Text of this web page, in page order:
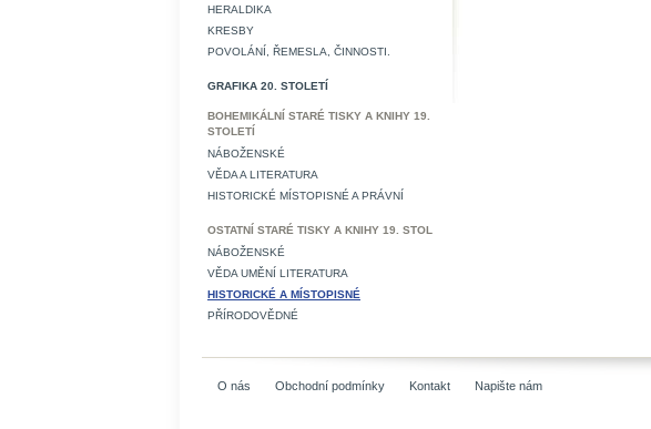
HERALDIKA
KRESBY
POVOLÁNÍ, ŘEMESLA, ČINNOSTI.
GRAFIKA 20. STOLETÍ
BOHEMIKÁLNÍ STARÉ TISKY A KNIHY 19.
STOLETÍ
NÁBOŽENSKÉ
VĚDA A LITERATURA
HISTORICKÉ MÍSTOPISNÉ A PRÁVNÍ
OSTATNÍ STARÉ TISKY A KNIHY 19. STOL
NÁBOŽENSKÉ
VĚDA UMĚNÍ LITERATURA
HISTORICKÉ A MÍSTOPISNÉ
PŘÍRODOVĚDNÉ
O nás Obchodní podmínky Kontakt Napište nám